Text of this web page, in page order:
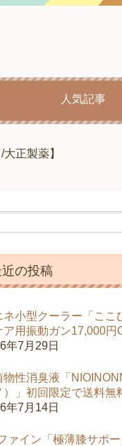
人気記事
正製薬】
の投稿
ネ小型クーラー「ここ
ア用振動ガン17,000円
年7月29日
物性消臭液「
）」初回限定で送料無
年7月14日
ァイン「極薄膝サポ